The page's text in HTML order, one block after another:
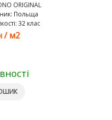
ORIGINAL
Польща
32 клас
/м2